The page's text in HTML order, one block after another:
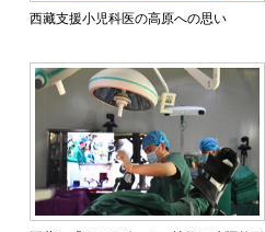
西藏支援小児科医の高原への思い